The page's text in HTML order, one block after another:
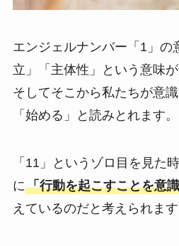
エンジェルナンバー「1」の
立」「主体性」という意味
そしてそこから私たちが意
「始める」と読みとれます。
「11」というゾロ目を見た
に「行動を起こすことを意
えているのだと考えられます